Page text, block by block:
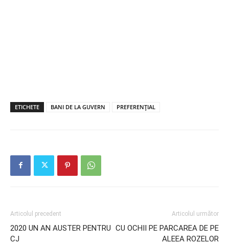
ETICHETE BANI DE LA GUVERN PREFERENȚIAL
Articolul precedent
2020 UN AN AUSTER PENTRU
CJ
Articolul următor
CU OCHII PE PARCAREA DE PE
ALEEA ROZELOR